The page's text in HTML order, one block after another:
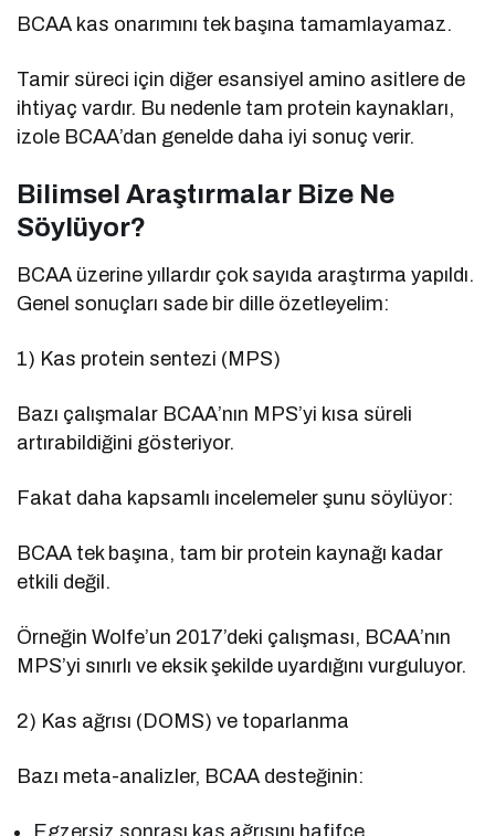
BCAA kas onarımını tek başına tamamlayamaz.
Tamir süreci için diğer esansiyel amino asitlere de
ihtiyaç vardır. Bu nedenle tam protein kaynakları,
izole BCAA’dan genelde daha iyi sonuç verir.
Bilimsel Araştırmalar Bize Ne
Söylüyor?
BCAA üzerine yıllardır çok sayıda araştırma yapıldı.
Genel sonuçları sade bir dille özetleyelim:
1) Kas protein sentezi (MPS)
Bazı çalışmalar BCAA’nın MPS’yi kısa süreli
artırabildiğini gösteriyor.
Fakat daha kapsamlı incelemeler şunu söylüyor:
BCAA tek başına, tam bir protein kaynağı kadar
etkili değil.
Örneğin Wolfe’un 2017’deki çalışması, BCAA’nın
MPS’yi sınırlı ve eksik şekilde uyardığını vurguluyor.
2) Kas ağrısı (DOMS) ve toparlanma
Bazı meta-analizler, BCAA desteğinin:
Egzersiz sonrası kas ağrısını hafifçe